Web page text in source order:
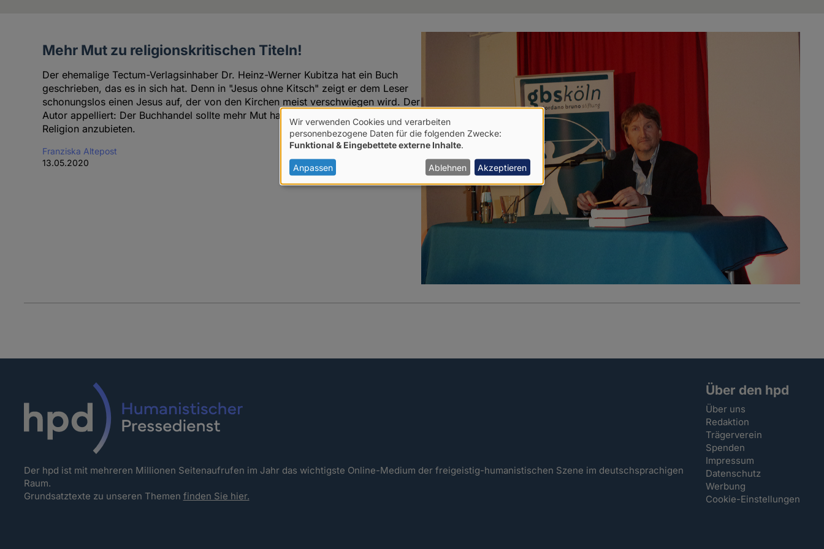
Artikel
Autorin
Mehr Mut zu religionskritischen Titeln!
Der ehemalige Tectum-Verlagsinhaber Dr. Heinz-Werner Kubitza hat ein Buch
geschrieben, das es in sich hat. Denn in "Jesus ohne Kitsch" zeigt er dem Leser
schonungslos einen Jesus auf, der von den Kirchen meist verschwiegen wird. Der
Autor appelliert: Der Buchhandel sollte mehr Mut haben, auch kritische Bücher zu
Religion anzubieten.
Franziska Altepost
13.05.2020
10
Der hpd ist mit mehreren Millionen Seitenaufrufen im Jahr das wichtigste Online-Medium der freigeistig-humanistischen Szene im deutschsprachigen
Raum.
Grundsatztexte zu unseren Themen finden Sie hier.
Über den hpd
Über uns
Redaktion
Trägerverein
Spenden
Impressum
Datenschutz
Werbung
Cookie-Einstellungen
Verwendung
von
personenbezogenen
Daten
Wir verwenden Cookies und verarbeiten
personenbezogene Daten für die folgenden Zwecke:
Funktional & Eingebettete externe Inhalte.
Anpassen Ablehnen Akzeptieren